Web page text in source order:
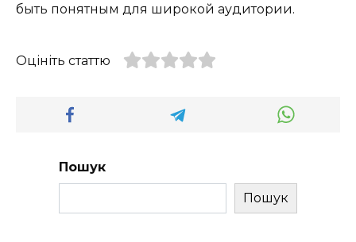
быть понятным для широкой аудитории.
Оцініть статтю
Пошук
Пошук